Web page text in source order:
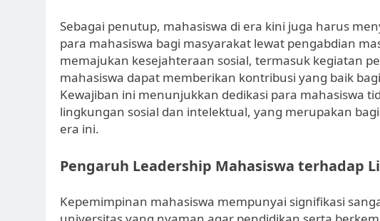
Sebagai penutup, mahasiswa di era kini juga harus
para mahasiswa bagi masyarakat lewat pengabdian
memajukan kesejahteraan sosial, termasuk kegiatan
mahasiswa dapat memberikan kontribusi yang baik
Kewajiban ini menunjukkan dedikasi para mahasiswa
lingkungan sosial dan intelektual, yang merupakan
era ini.
Pengaruh Leadership Mahasiswa terhadap
Kepemimpinan mahasiswa mempunyai signifikasi